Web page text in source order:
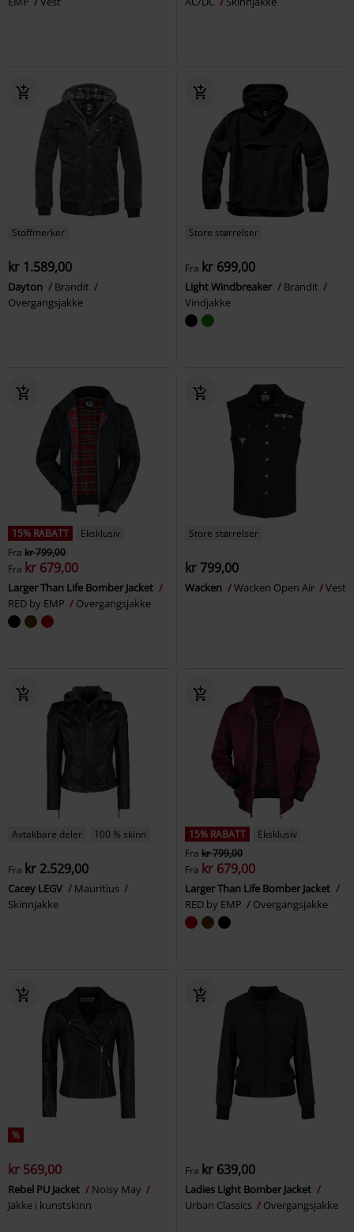
Stoffmerker
kr 1.589,00
Dayton
Brandit
Overgangsjakke
Store størrelser
Fra kr 699,00
Light Windbreaker
Brandit
Vindjakke
15% RABATT
Eksklusiv
Fra kr 799,00
Fra kr 679,00
Larger Than Life Bomber Jacket
RED by EMP
Overgangsjakke
Store størrelser
kr 799,00
Wacken Wacken Open Air Vest
Avtakbare deler 100 % skinn
Fra kr 2.529,00
Cacey LEGV
Mauritius
Skinnjakke
15% RABATT
Eksklusiv
Fra kr 799,00
Fra kr 679,00
Larger Than Life Bomber Jacket
RED by EMP
Overgangsjakke
%
kr 569,00
Rebel PU Jacket
Noisy May
Jakke i kunstskinn
Fra kr 639,00
Ladies Light Bomber Jacket
Urban Classics
Overgangsjakke